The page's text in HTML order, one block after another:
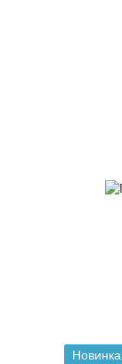
Новинка